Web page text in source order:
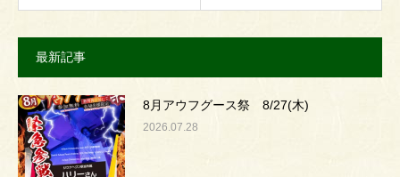
最新記事
8月アウフグース祭 8/27(木)
2026.07.28